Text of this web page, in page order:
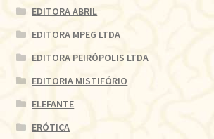
EDITORA ABRIL
EDITORA MPEG LTDA
EDITORA PEIRÓPOLIS LTDA
EDITORIA MISTIFÓRIO
ELEFANTE
ERÓTICA